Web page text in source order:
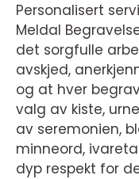
Personalisert
Meldal
det sorgfulle
avskjed,
og at hver
valg av kiste,
av seremonien,
minneord,
dyp respekt for